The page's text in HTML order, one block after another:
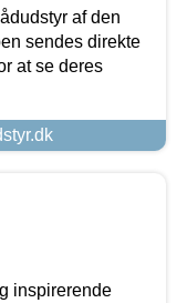
af den
sendes direkte
at se deres
inspirerende